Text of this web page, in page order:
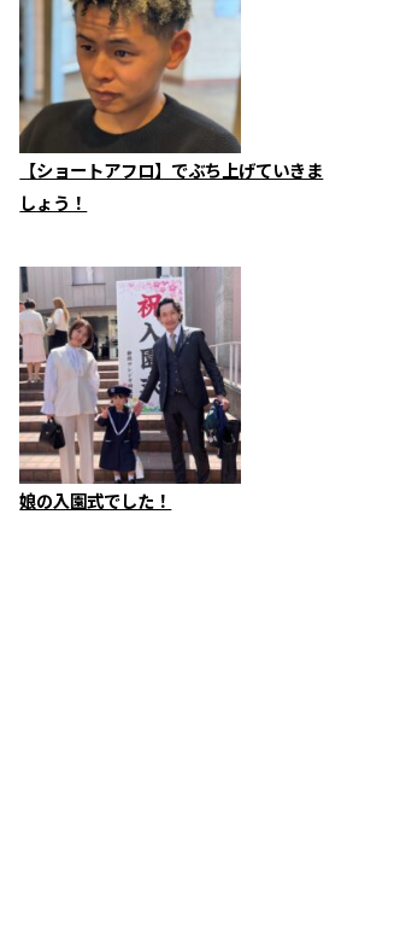
【ショートアフロ】でぶち上げていきま
しょう！
娘の入園式でした！